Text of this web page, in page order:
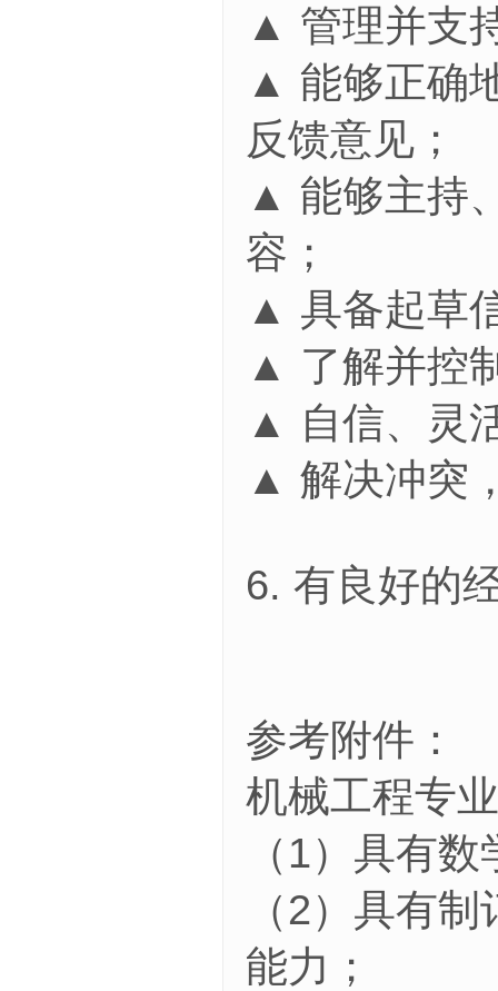
▲ 管理并支
▲ 能够正确
反馈意见；
▲ 能够主持
容；
▲ 具备起草
▲ 了解并控
▲ 自信、灵
▲ 解决冲突
6. 有良好的
参考附件：
机械工程专
（1）具有
（2）具有
能力；